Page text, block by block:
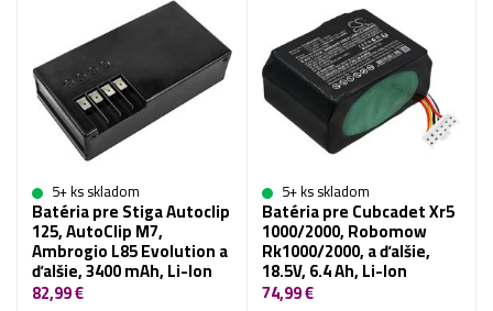
5+ ks skladom
Batéria pre Stiga Autoclip
125, AutoClip M7,
Ambrogio L85 Evolution a
ďalšie, 3400 mAh, Li-Ion
82,99 €
5+ ks skladom
Batéria pre Cubcadet Xr5
1000/2000, Robomow
Rk1000/2000, a ďalšie,
18.5V, 6.4 Ah, Li-Ion
74,99 €